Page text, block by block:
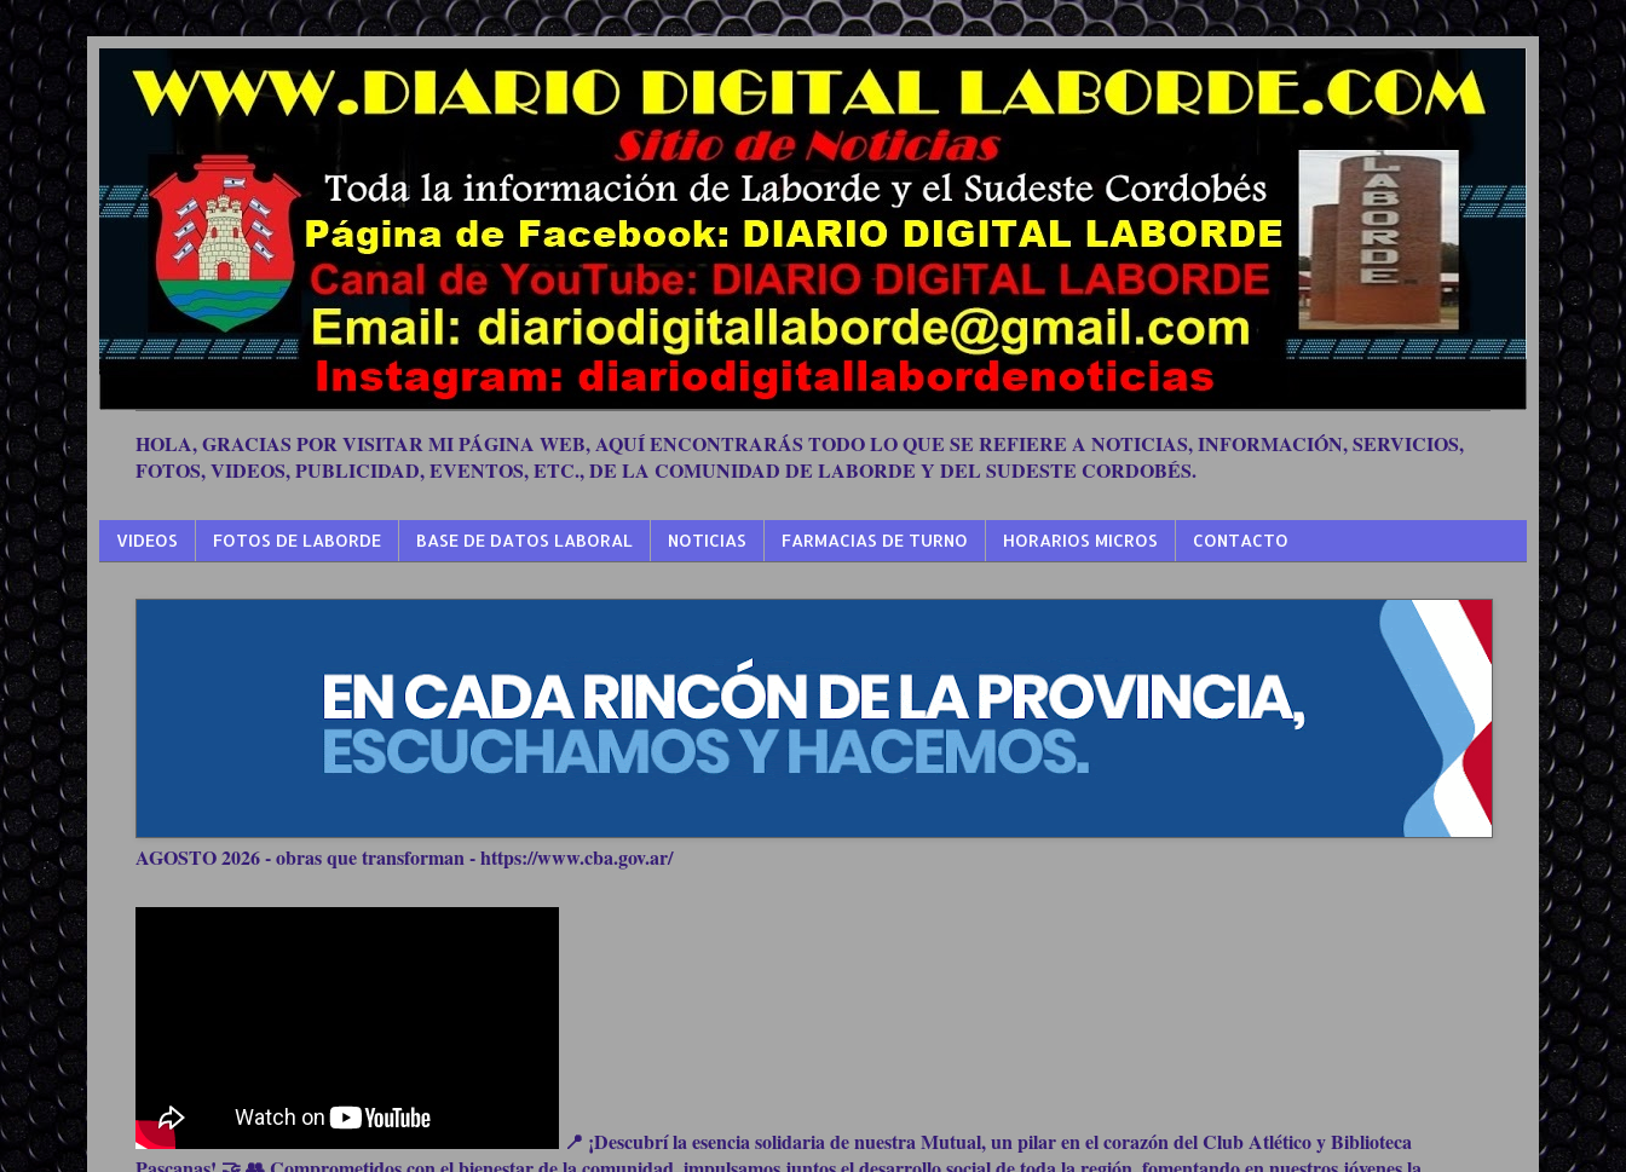
HOLA, GRACIAS POR VISITAR MI PÁGINA WEB, AQUÍ ENCONTRARÁS TODO LO QUE SE REFIERE A NOTICIAS, INFORMACIÓN, SERVICIOS,
FOTOS, VIDEOS, PUBLICIDAD, EVENTOS, ETC., DE LA COMUNIDAD DE LABORDE Y DEL SUDESTE CORDOBÉS.
VIDEOS FOTOS DE LABORDE BASE DE DATOS LABORAL NOTICIAS FARMACIAS DE TURNO HORARIOS MICROS CONTACTO
AGOSTO 2026 - obras que transforman - https://www.cba.gov.ar/
📍 ¡Descubrí la esencia solidaria de nuestra Mutual, un pilar en el corazón del Club Atlético y Biblioteca